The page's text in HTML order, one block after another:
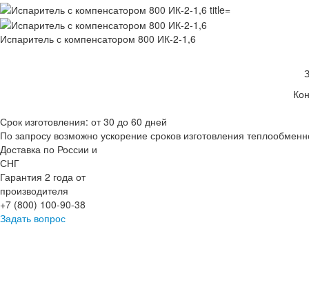
Испаритель с компенсатором 800 ИК-2-1,6
Срок изготовления: от 30 до 60 дней
По запросу возможно ускорение сроков изготовления
Доставка по России и
СНГ
Гарантия 2 года от
производителя
+7 (800) 100-90-38
Задать вопрос